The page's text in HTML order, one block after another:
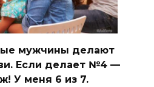
мужчины делают
Если делает №4 —
У меня 6 из 7.